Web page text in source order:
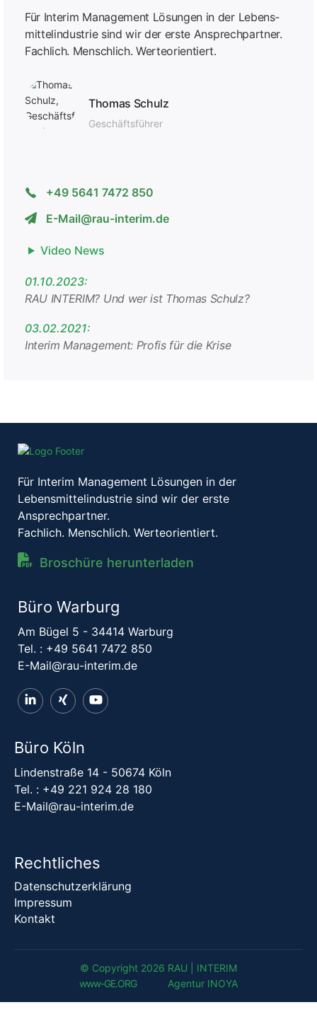
Für Interim Management Lösungen in der Lebens­
mittel­industrie sind wir der erste Ansprech­partner.
Fachlich. Menschlich. Werteorientiert.
Thomas Schulz
Geschäfts­führer
+49 5641 7472 850
E-Mail@rau-interim.de
Video News
01.10.2023:
RAU INTERIM? Und wer ist Thomas Schulz?
03.02.2021:
Interim Management: Profis für die Krise
Für Interim Management Lösungen in der
Lebensmittelindustrie sind wir der erste
Ansprechpartner.
Fachlich. Menschlich. Werteorientiert.
Broschüre herunterladen
Büro Warburg
Am Bügel 5 - 34414 Warburg
Tel. : +49 5641 7472 850
E-Mail@rau-interim.de
Büro Köln
Lindenstraße 14 - 50674 Köln
Tel. : +49 221 924 28 180
E-Mail@rau-interim.de
Rechtliches
Datenschutzerklärung
Impressum
Kontakt
© Copyright 2026 RAU | INTERIM
www-GE.ORG Agentur INOYA